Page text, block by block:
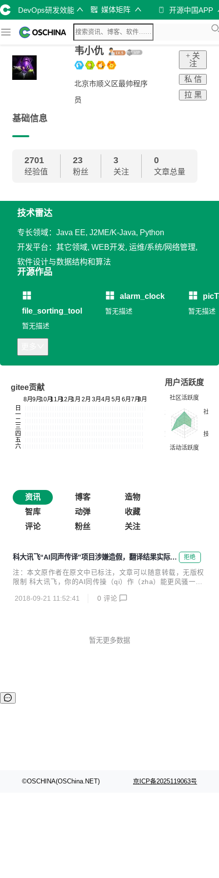
DevOps研发效能 媒体矩阵 开源中国APP
韦小仇
北京市顺义区最帅程序
员
+ 关
注
私 信
拉 黑
基础信息
2701
经验值
23
粉丝
3
关注
0
文章总量
技术雷达
专长领域：Java EE, J2ME/K-Java, Python
开发平台：其它领域, WEB开发, 运维/系统/网络管理,
软件设计与数据结构和算法
开源作品
file_sorting_tool
暂无描述
alarm_clock
暂无描述 暂无描述
gitee贡献
用户活跃度
资讯 博客
造物
智库
动弹
收藏
评论
粉丝 关注
科大讯飞“AI同声传译”项目涉嫌造假，翻译结果实际是
人工翻译
拒绝
注：本文原作者在原文中已标注，文章可以随意转载，无版权
限制 科大讯飞，你的AI同传操（qi）作（zha）能更风骚一点
er day in the booth，没想到被深深恶心了一把。 刚箱子里坐
就注意到两边大屏幕下有实时字幕。 而且赫然看到“讯飞听见”
2018-09-21 11:52:41 0 评论
暂无更多数据
©OSCHINA(OSChina.NET) 京ICP备2025119063号